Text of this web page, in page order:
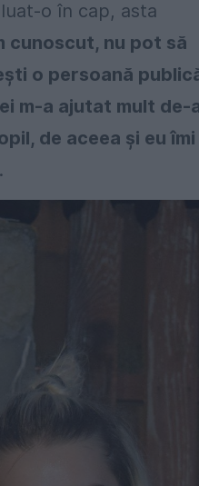
o în cap, asta
cunoscut, nu pot să
o persoană
m-a ajutat mult de-
de aceea și eu îmi